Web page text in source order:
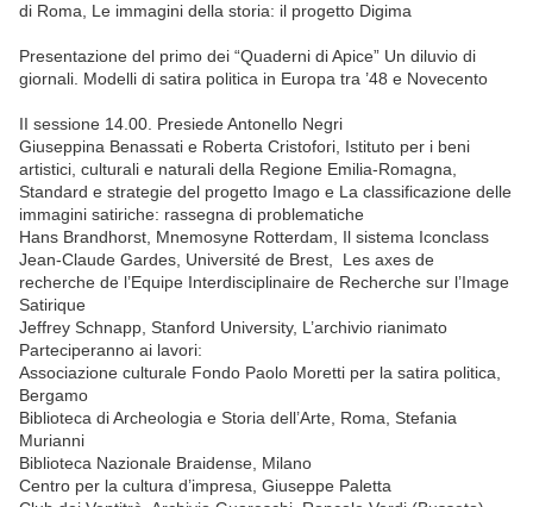
di Roma, Le immagini della storia: il progetto Digima
Presentazione del primo dei “Quaderni di Apice” Un diluvio di
giornali. Modelli di satira politica in Europa tra ’48 e Novecento
II sessione 14.00. Presiede Antonello Negri
Giuseppina Benassati e Roberta Cristofori, Istituto per i beni
artistici, culturali e naturali della Regione Emilia-Romagna,
Standard e strategie del progetto Imago e La classificazione delle
immagini satiriche: rassegna di problematiche
Hans Brandhorst, Mnemosyne Rotterdam, Il sistema Iconclass
Jean-Claude Gardes, Université de Brest, Les axes de
recherche de l’Equipe Interdisciplinaire de Recherche sur l’Image
Satirique
Jeffrey Schnapp, Stanford University, L’archivio rianimato
Parteciperanno ai lavori:
Associazione culturale Fondo Paolo Moretti per la satira politica,
Bergamo
Biblioteca di Archeologia e Storia dell’Arte, Roma, Stefania
Murianni
Biblioteca Nazionale Braidense, Milano
Centro per la cultura d’impresa, Giuseppe Paletta